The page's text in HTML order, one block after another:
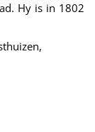
Hy is in 1802